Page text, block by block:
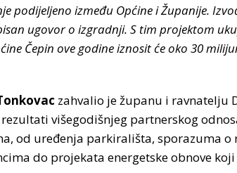
podijeljeno između Općine i Županije.
ugovor o izgradnji. S tim projektom
Čepin ove godine iznosit će oko 30
zahvalio je županu i ravnatelju
višegodišnjeg partnerskog
od uređenja parkirališta, sporazuma
do projekata energetske obnove